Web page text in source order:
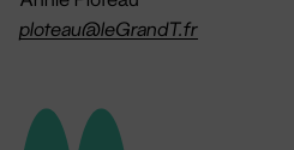
ploteau@leGrandT.fr